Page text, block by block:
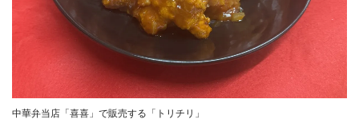
中華弁当店「喜喜」で販売する「トリチリ」